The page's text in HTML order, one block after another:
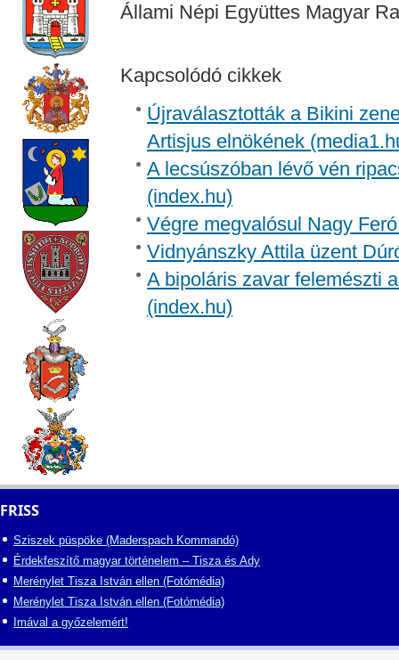
Állami Népi Együttes Magyar
Kapcsolódó cikkek
Újraválasztották a Bikini
Artisjus elnökének
A lecsúszóban lévő vén
(index.hu)
Végre megvalósul Nagy
Vidnyánszky Attila üzent
A bipoláris zavar felemészti
(index.hu)
FRISS
Sziszek püspöke (Maderspach Kommandó)
Érdekfeszítő magyar történelem – Tisza és Ady
Merénylet Tisza István ellen (Fotómédia)
Merénylet Tisza István ellen (Fotómédia)
Imával a győzelemért!